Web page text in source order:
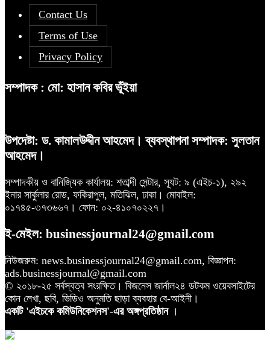
Contact Us
Terms of Use
Privacy Policy
সম্পাদক : মো: হাসান কবির ভূঁইয়া
উপদেষ্টা: ড. কামালউদ্দীন আহমেদ। ব্যবস্থাপনা সম্পাদক: সুলতান
আহমেদ।
সম্পাদকীয় ও বানিজ্যিক কার্যালয়: শতাব্দী সেন্টার, স্যূট: ৯ (এইচ-১), ২৯২
ইনার সার্কুলার রোড, ফকিরাপুল, মতিঝিল, ঢাকা। মোবাইল:
০১৭৪৫-৩৭৩৬৬৭। ফোন: ০২-৪১০৭০২২৭।
ই-মেইল: businessjournal24@gmail.com
নিউজরুম: news.businessjournal24@gmail.com, বিজ্ঞাপন:
ads.businessjournal@gmail.com
© ২০১৮-২৫ সর্বস্বত্ব সংরক্ষিত। বিজনেস জার্নাল২৪ ডটকম ওয়েবসাইটের
কোন লেখা, ছবি, ভিডিও অনুমতি ছাড়া ব্যবহার বে-আইনী।
একটি 'এইচকে কমিউনিকেশনস'-এর অঙ্গপ্রতিষ্ঠান ।